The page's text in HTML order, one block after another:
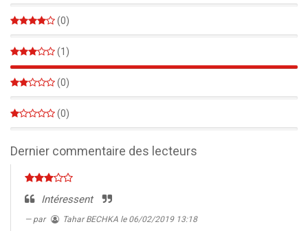
(0)
(1)
100%
(0)
(0)
Dernier commentaire des lecteurs
Intéressent
par Tahar BECHKA le 06/02/2019 13:18